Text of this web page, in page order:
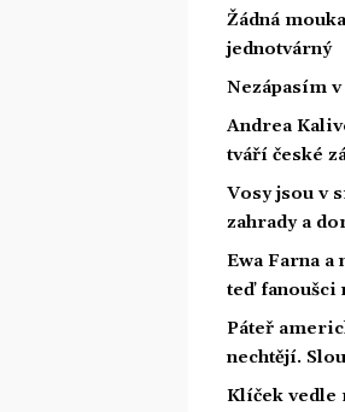
Žádná
jednotvárný
Nezápasím
Andrea
tváří české
Vosy jsou v
zahrady a
Ewa Farna
teď fanoušci
Páteř
nechtějí.
Klíček vedle